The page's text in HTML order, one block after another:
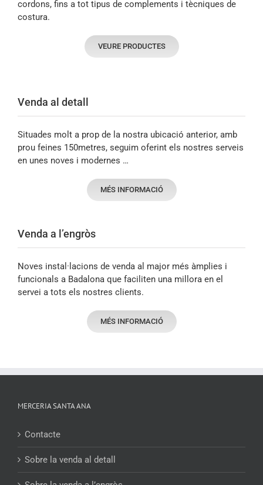
cordons, fins a tot tipus de complements i tècniques de
costura.
VEURE PRODUCTES
Venda al detall
Situades molt a prop de la nostra ubicació anterior, amb
prou feines 150metres, seguim oferint els nostres serveis
en unes noves i modernes …
MÉS INFORMACIÓ
Venda a l’engròs
Noves instal·lacions de venda al major més àmplies i
funcionals a Badalona que faciliten una millora en el
servei a tots els nostres clients.
MÉS INFORMACIÓ
MERCERIA SANTA ANA
Contacte
Sobre la venda al detall